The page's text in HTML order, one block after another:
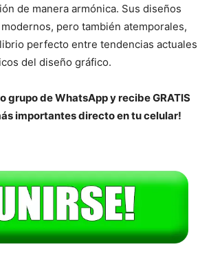
de manera armónica. Sus diseños
pero también atemporales,
perfecto entre tendencias actuales
del diseño gráfico.
grupo de WhatsApp y recibe GRATIS
importantes directo en tu celular!